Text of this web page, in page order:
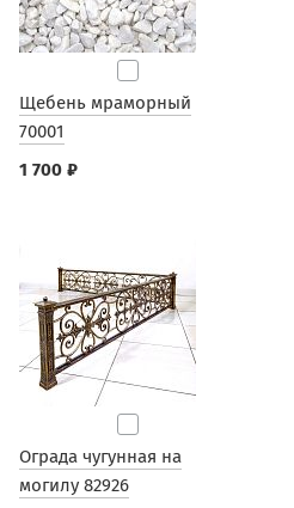
Щебень мраморный
70001
1 700 ₽
Ограда чугунная на
могилу 82926